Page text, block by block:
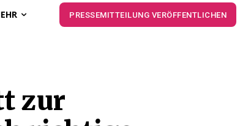
PRESSEMITTEILUNG VERÖFFENTLICHEN
zur